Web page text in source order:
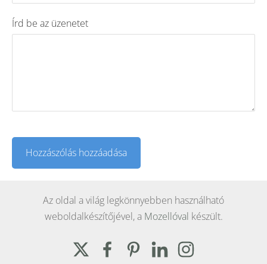
Írd be az üzenetet
Az oldal a világ legkönnyebben használható
weboldalkészítőjével, a Mozellóval készült.